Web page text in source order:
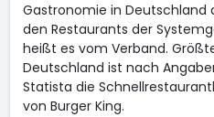
Gastronomie in Deutschland
den Restaurants der
heißt es vom Verband.
Deutschland ist nach
Statista die
von Burger King.